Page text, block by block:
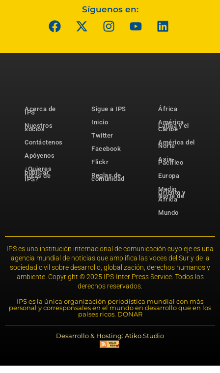
Síguenos en:
Acerca de
IPS
Nuestros
socios
Contáctenos
Apóyenos
¿Quieres
publicar
notas de
IPS?
Sigue a IPS
Inicio
Twitter
Facebook
Flickr
Reglas de
comunidad
África
América
Latina y el
Caribe
América del
Norte
Asia-
Pacífico
Europa
Medio
Oriente y
Norte de
África
Mundo
IPS es una institución internacional de comunicación cuyo eje es una
agencia mundial de noticias que amplifica las voces del Sur y de la
sociedad civil sobre desarrollo, globalización, derechos humanos y
ambiente. Copyright © 2025 IPS-Inter Press Service. Todos los
derechos reservados.
IPS es la única organización periodística mundial con más
personal y corresponsales en el mundo en desarrollo que en los
países ricos. DONAR
Desarrollo & Hosting: Atiko.Studio